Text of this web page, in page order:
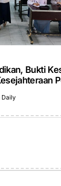
Bukti
Daily